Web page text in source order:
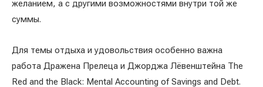
желанием, а с другими возможностями внутри той же
суммы.
Для темы отдыха и удовольствия особенно важна
работа Дражена Прелеца и Джорджа Лёвенштейна The
Red and the Black: Mental Accounting of Savings and Debt.